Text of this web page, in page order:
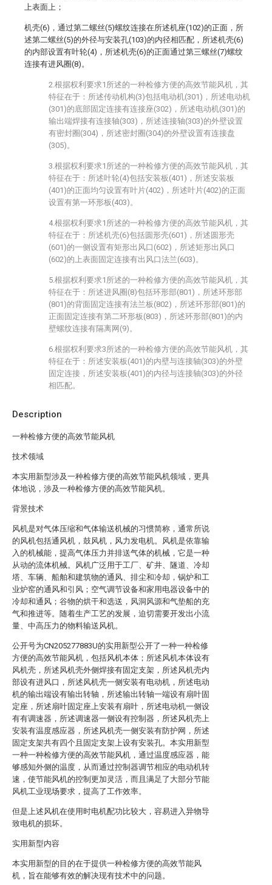
Description
一种检修方便的高效节能风机
技术领域
本实用新型涉及一种检修方便的高效节能风机领域，更具
体地说，涉及一种检修方便的高效节能风机。
背景技术
风机是对气体压缩和气体输送机械的习惯简称，通常所说
的风机包括通风机，鼓风机，风力发电机。风机是依靠输
入的机械能，提高气体压力并排送气体的机械，它是一种
从动的流体机械。风机广泛用于工厂、矿井、隧道、冷却
塔、车辆、船舶和建筑物的通风、排尘和冷却，锅炉和工
业炉窑的通风和引风；空气调节设备和家用电器设备中的
冷却和通风；谷物的烘干和选送，风洞风源和气垫船的充
气和推进等。随着生产工艺的发展，迫切需要开发出小流
量、中高压力的物料输送风机。
公开号为CN205277883U的实用新型公开了一种一种检修
方便的高效节能风机，包括风机本体；所述风机本体设有
风机壳，所述风机壳外侧焊接有固定支架，所述风机壳内
部设有进风口，所述风机壳一侧安装有电动机，所述电动
机的输出端设有输出转轴，所述输出转轴一端设有扇叶固
定座，所述扇叶固定座上安装有扇叶，所述电动机一侧设
有有调速器，所述调速器一侧设有控制器，所述风机壳上
安装有温度感应器，所述风机壳一侧安装有防护网，所述
固定支架共有四个且固定支架上设有安装孔。本实用新型
一种一种检修方便的高效节能风机，通过温度感应器，能
够感知外侧的温度，从而通过控制器调节相应的电动机转
速，使节能风机的控制更加灵活，而且满足了大部分节能
风机工业现场要求，提高了工作效率。
但是上述风机在使用时电机配功比较大，容易进入异物导
致电机的损坏。
实用新型内容
本实用新型的目的在于提供一种检修方便的高效节能风
机，旨在能够有效的解决现有技术中的问题。
上表面上；
机壳(6)，通过第二螺丝(5)螺纹连接在所述机座(102)的正面，所
述第二螺丝(5)的外径与安装孔(103)的内径相匹配，所述机壳(6)
的内部设置有叶轮(4)，所述机壳(6)的正面通过第三螺丝(7)螺纹
连接有进风圈(8)。
2.根据权利要求1所述的一种检修方便的高效节能风机，其
特征在于：所述传动机构(3)包括电动机(301)，所述电动机
(301)的底部固定连接有连接座(302)，所述电动机(301)的
输出端焊接有连接轴(303)，所述连接轴(303)的外壁设置
有密封圈(304)，所述密封圈(304)的外壁设置有连接盘
(305)。
3.根据权利要求1所述的一种检修方便的高效节能风机，其
特征在于：所述叶轮(4)包括安装板(401)，所述安装板
(401)的正面均匀设置有叶片(402)，所述叶片(402)的正面
设置有第一环形板(403)。
4.根据权利要求1所述的一种检修方便的高效节能风机，其
特征在于：所述机壳(6)包括圆形壳(601)，所述圆形壳
(601)的一侧设置有矩形出风口(602)，所述矩形出风口
(602)的上表面固定连接有出风口法兰(603)。
5.根据权利要求1所述的一种检修方便的高效节能风机，其
特征在于：所述进风圈(8)包括环形部(801)，所述环形部
(801)的背面固定连接有法兰板(802)，所述环形部(801)的
正面固定连接有第二环形板(803)，所述环形部(801)的内
壁螺纹连接有隔离网(9)。
6.根据权利要求3所述的一种检修方便的高效节能风机，其
特征在于：所述安装板(401)的内壁与连接轴(303)的外壁
固定连接，所述安装板(401)的内径与连接轴(303)的外径
相匹配。